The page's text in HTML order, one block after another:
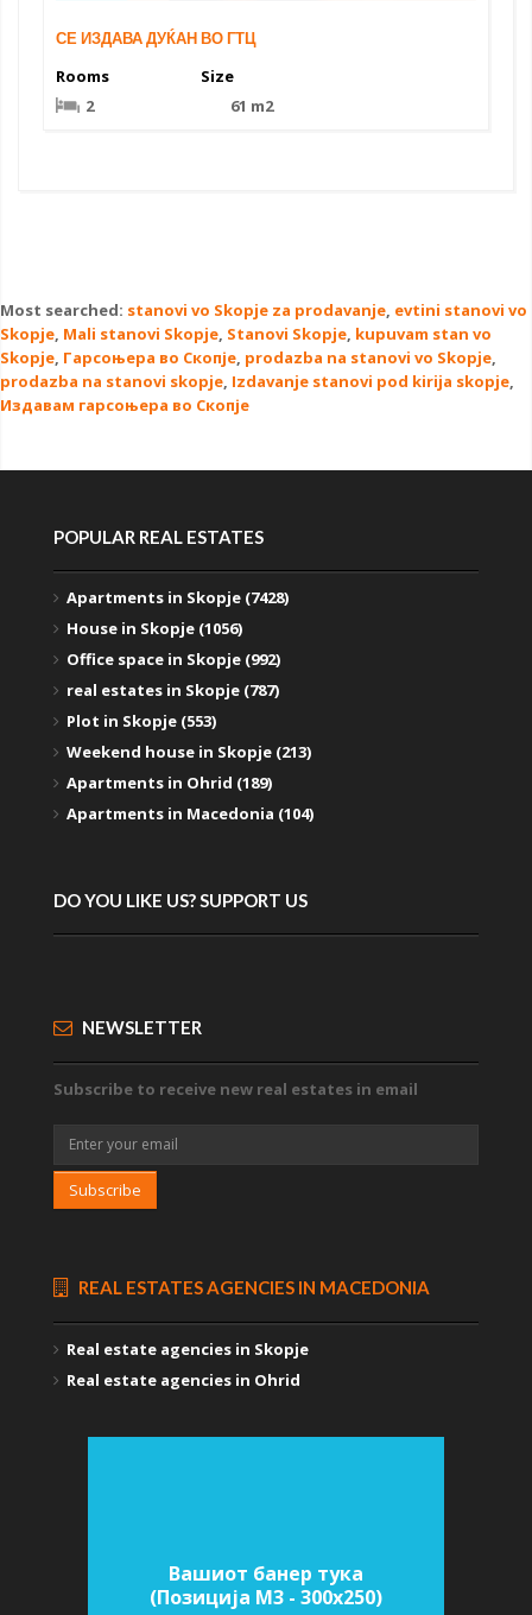
СЕ ИЗДАВА ДУЌАН ВО ГТЦ
Rooms
2
Size
61 m2
Most searched: stanovi vo Skopje za prodavanje, evtini stanovi vo
Skopje, Mali stanovi Skopje, Stanovi Skopje, kupuvam stan vo
Skopje, Гарсоњера во Скопје, prodazba na stanovi vo Skopje,
prodazba na stanovi skopje, Izdavanje stanovi pod kirija skopje,
Издавам гарсоњера во Скопје
POPULAR REAL ESTATES
Apartments in Skopje (7428)
House in Skopje (1056)
Office space in Skopje (992)
real estates in Skopje (787)
Plot in Skopje (553)
Weekend house in Skopje (213)
Apartments in Ohrid (189)
Apartments in Macedonia (104)
DO YOU LIKE US? SUPPORT US
NEWSLETTER
Subscribe to receive new real estates in email
Subscribe
REAL ESTATES AGENCIES IN MACEDONIA
Real estate agencies in Skopje
Real estate agencies in Ohrid
Вашиот банер тука
(Позиција M3 - 300х250)